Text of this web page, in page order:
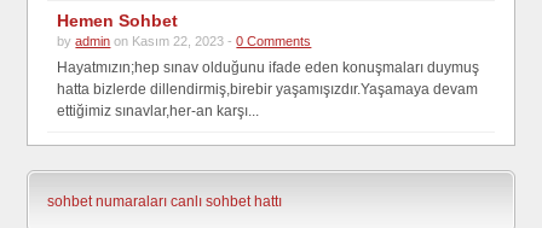
Hemen Sohbet
byadmin on Kasım 22, 2023 -0 Comments
Hayatmızın;hep sınav olduğunu ifade eden konuşmaları duymuş
hatta bizlerde dillendirmiş,birebir yaşamışızdır.Yaşamaya devam
ettiğimiz sınavlar,her-an karşı...
sohbet numaraları canlı sohbet hattı